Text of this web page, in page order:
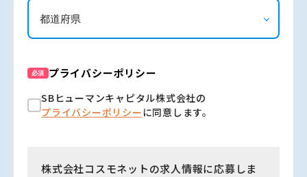
必須 プライバシーポリシー
SBヒューマンキャピタル株式会社の
プライバシーポリシーに同意します。
株式会社コスモネットの求人情報に応募しま